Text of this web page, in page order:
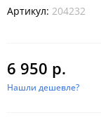
Артикул: 204232
6 950 р.
Нашли дешевле?